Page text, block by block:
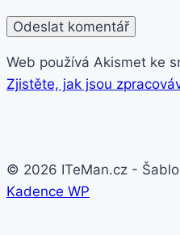
Web používá Akismet ke
Zjistěte, jak jsou
© 2026 ITeMan.cz -
Kadence WP